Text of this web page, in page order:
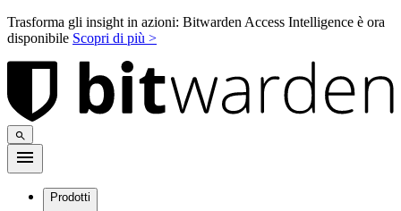
Trasforma gli insight in azioni: Bitwarden Access Intelligence è ora
disponibile Scopri di più >
Prodotti